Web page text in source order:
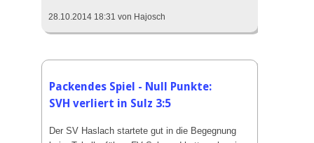
gibt
beim
Rammersweier
Schlussminute
Punkt
aus
28.10.2014 18:31 von Hajosch
Packendes Spiel - Null Punkte:
SVH verliert in Sulz 3:5
Der SV Haslach startete gut in die Begegnung